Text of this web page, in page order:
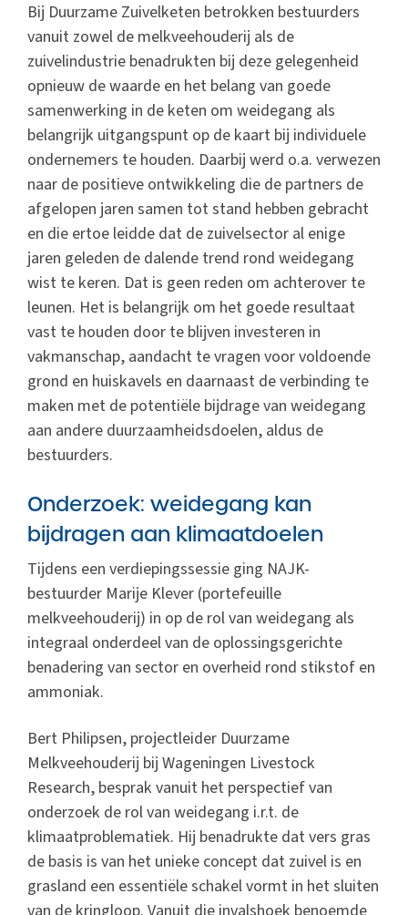
Bij Duurzame Zuivelketen betrokken bestuurders
vanuit zowel de melkveehouderij als de
zuivelindustrie benadrukten bij deze gelegenheid
opnieuw de waarde en het belang van goede
samenwerking in de keten om weidegang als
belangrijk uitgangspunt op de kaart bij individuele
ondernemers te houden. Daarbij werd o.a. verwezen
naar de positieve ontwikkeling die de partners de
afgelopen jaren samen tot stand hebben gebracht
en die ertoe leidde dat de zuivelsector al enige
jaren geleden de dalende trend rond weidegang
wist te keren. Dat is geen reden om achterover te
leunen. Het is belangrijk om het goede resultaat
vast te houden door te blijven investeren in
vakmanschap, aandacht te vragen voor voldoende
grond en huiskavels en daarnaast de verbinding te
maken met de potentiële bijdrage van weidegang
aan andere duurzaamheidsdoelen, aldus de
bestuurders.
Onderzoek: weidegang kan
bijdragen aan klimaatdoelen
Tijdens een verdiepingssessie ging NAJK-
bestuurder Marije Klever (portefeuille
melkveehouderij) in op de rol van weidegang als
integraal onderdeel van de oplossingsgerichte
benadering van sector en overheid rond stikstof en
ammoniak.
Bert Philipsen, projectleider Duurzame
Melkveehouderij bij Wageningen Livestock
Research, besprak vanuit het perspectief van
onderzoek de rol van weidegang i.r.t. de
klimaatproblematiek. Hij benadrukte dat vers gras
de basis is van het unieke concept dat zuivel is en
grasland een essentiële schakel vormt in het sluiten